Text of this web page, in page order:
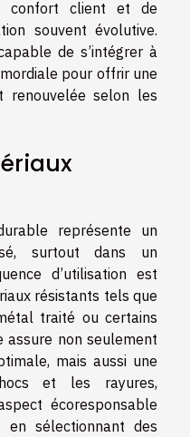
confort client et de
souvent évolutive.
de s’intégrer à
pour offrir une
renouvelée selon les
représente un
surtout dans un
d’utilisation est
résistants tels que
traité ou certains
assure non seulement
mais aussi une
et les rayures,
écoresponsable
sélectionnant des